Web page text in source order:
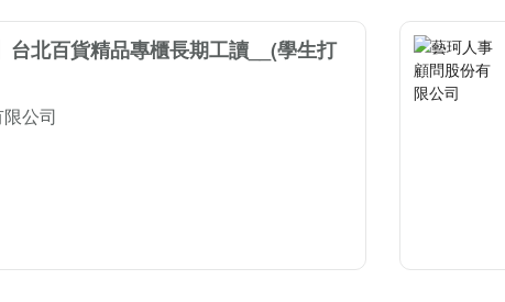
台北百貨精品專櫃長期工讀__(學生打
公司